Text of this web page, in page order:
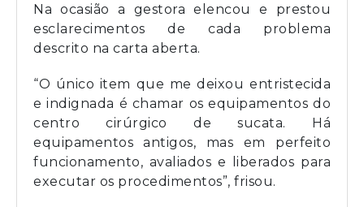
Na ocasião a gestora elencou e prestou
esclarecimentos de cada problema
descrito na carta aberta.
“O único item que me deixou entristecida
e indignada é chamar os equipamentos do
centro cirúrgico de sucata. Há
equipamentos antigos, mas em perfeito
funcionamento, avaliados e liberados para
executar os procedimentos”, frisou.